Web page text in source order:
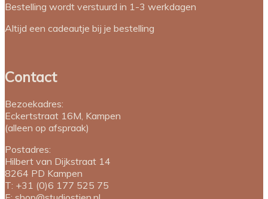
Bestelling wordt verstuurd in 1-3 werkdagen
Altijd een cadeautje bij je bestelling
Contact
Bezoekadres:
Eckertstraat 16M, Kampen
(alleen op afspraak)
Postadres:
Hilbert van Dijkstraat 14
8264 PD Kampen
T: +31 (0)6 177 525 75